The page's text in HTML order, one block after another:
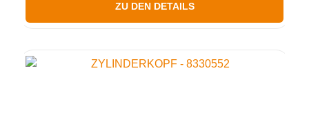
ZU DEN DETAILS